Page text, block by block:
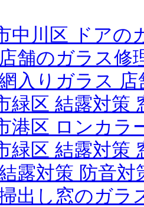
中川区 ドアの
舗のガラス修
入りガラス
緑区 結露対策
港区 ロンカラ
緑区 結露対策
露対策 防音
出し窓のガラ